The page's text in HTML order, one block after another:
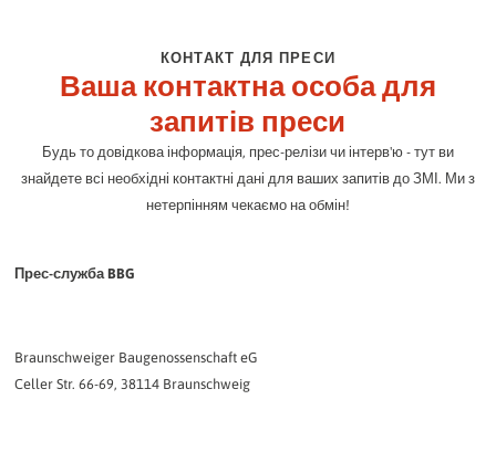
КОНТАКТ ДЛЯ ПРЕСИ
Ваша контактна особа для
запитів преси
Будь то довідкова інформація, прес-релізи чи інтерв'ю - тут ви
знайдете всі необхідні контактні дані для ваших запитів до ЗМІ. Ми з
нетерпінням чекаємо на обмін!
Прес-служба BBG
Braunschweiger Baugenossenschaft eG
Celler Str. 66-69, 38114 Braunschweig